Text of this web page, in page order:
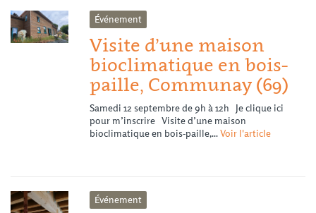
Événement
Visite d’une maison
bioclimatique en bois-
paille, Communay (69)
Samedi 12 septembre de 9h à 12h Je clique ici
pour m’inscrire Visite d’une maison
bioclimatique en bois-paille,...Voir l'article
Événement